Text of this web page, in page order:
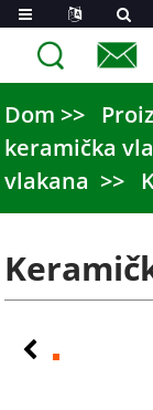
Dom
keramička
vlakana